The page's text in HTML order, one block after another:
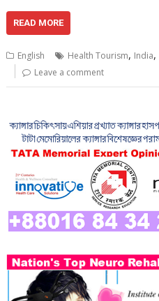
READ MORE
English Health Tourism, India,
Leave a comment